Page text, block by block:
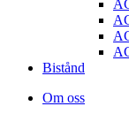
Bistånd
Om oss